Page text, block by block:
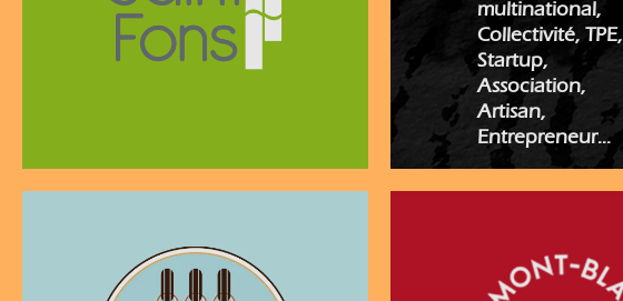
multinational,
Collectivité, TPE,
Startup,
Association,
Artisan,
Entrepreneur...